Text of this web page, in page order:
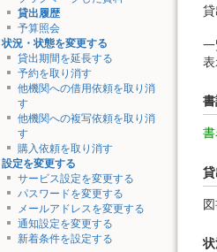
貸出履歴
予算照会
状況・状態を変更する
貸出期間を延長する
予約を取り消す
他機関への借用依頼を取り消
す
他機関への複写依頼を取り消
す
購入依頼を取り消す
設定を変更する
サービス設定を変更する
パスワードを変更する
メールアドレスを変更する
通知設定を変更する
新着条件を設定する
書
貸